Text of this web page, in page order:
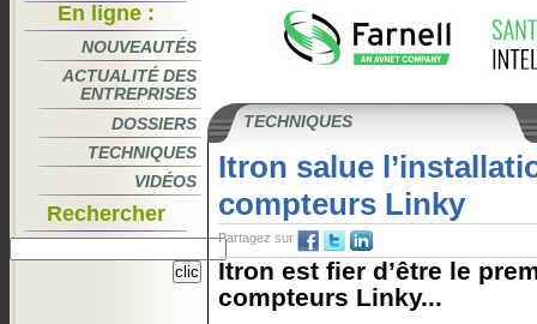
En ligne :
NOUVEAUTÉS
ACTUALITÉ DES
ENTREPRISES
DOSSIERS
TECHNIQUES
VIDÉOS
Rechercher
TECHNIQUES
Itron salue
compteurs Linky
Partagez sur
Itron est fier d’être le
compteurs Linky...